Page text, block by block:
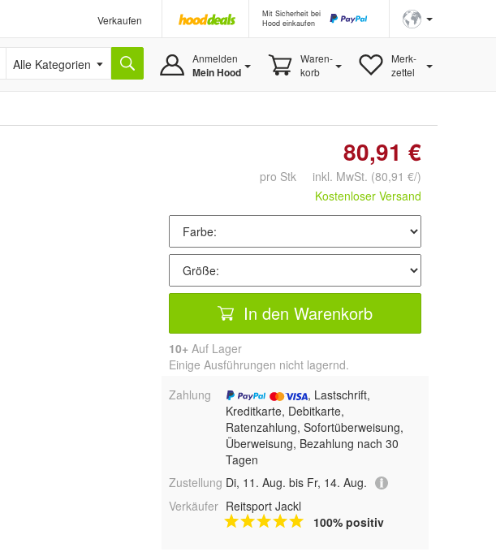
Verkaufen
Mit Sicherheit bei
Hood einkaufen
Alle Kategorien Anmelden
Mein Hood
Waren-
korb
Merk-
zettel
80,91 €
pro Stk inkl. MwSt. (80,91 €/)
Kostenloser Versand
In den Warenkorb
10+ Auf Lager
Einige Ausführungen nicht lagernd.
Zahlung
, Lastschrift,
Kreditkarte, Debitkarte,
Ratenzahlung, Sofortüberweisung,
Überweisung, Bezahlung nach 30
Tagen
Zustellung Di, 11. Aug. bis Fr, 14. Aug.
Verkäufer Reitsport Jackl
100% positiv